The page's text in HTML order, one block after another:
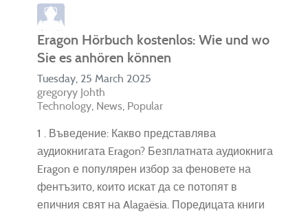
Eragon Hörbuch kostenlos: Wie und wo
Sie es anhören können
Tuesday, 25 March 2025
gregoryy Johth
Technology News Popular
1 . Въведение: Какво представлява
аудиокнигата Eragon? Безплатната аудиокнига
Eragon е популярен избор за феновете на
фентъзито, които искат да се потопят в
епичния свят на Alagaësia. Поредицата книги